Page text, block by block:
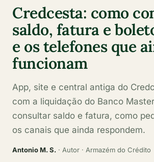
Credcesta: como
saldo, fatura e
e os telefones que
funcionam
App, site e central antiga do
com a liquidação do Banco
consultar saldo e fatura, como
os canais que ainda respondem.
Antonio M. S. · Autor · Armazém do Crédito